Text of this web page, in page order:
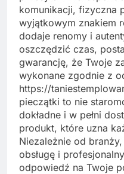
komunikacji, fizyczna
wyjątkowym znakiem
dodaje renomy i
oszczędzić czas,
gwarancję, że Twoje
wykonane zgodnie z
https://
pieczątki to nie
dokładne i w pełni
produkt, które uzna
Niezależnie od
obsługę i
odpowiedź na Twoje